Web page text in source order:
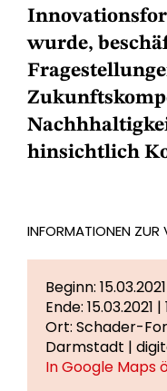
wurde,
hinsichtlich
INFORMATIONEN ZUR
Beginn:
Ende: 15.03.2021
Ort: Schader-
Darmstadt |
In Google Maps